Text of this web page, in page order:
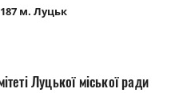
м. Луцьк
Луцької міської ради